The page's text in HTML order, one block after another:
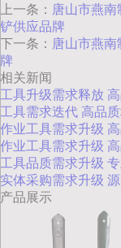
上一条： 唐山市燕
铲供应品牌
下一条： 唐山市燕
牌
相关新闻
工具升级需求释放
工具需求迭代 高品
作业工具需求升级
作业工具需求升级
工具品质需求升级
实体采购需求升级
产品展示